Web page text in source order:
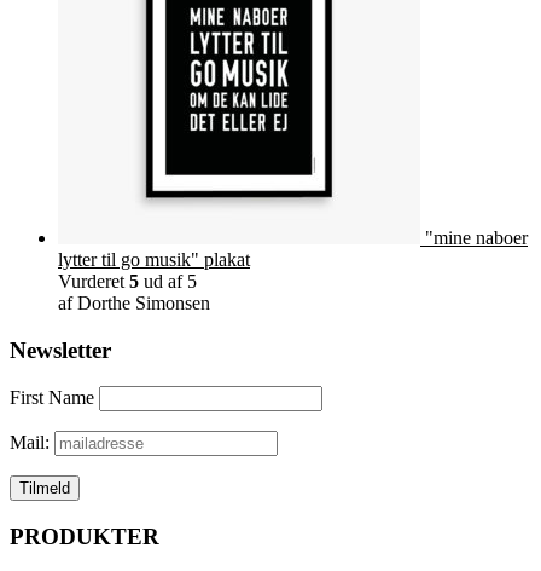
"mine naboer
lytter til go musik" plakat
Vurderet 5 ud af 5
af Dorthe Simonsen
Newsletter
First Name
Mail:
PRODUKTER